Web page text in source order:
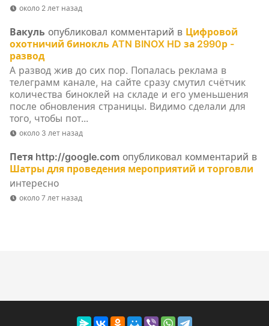
около 2 лет назад
Вакуль опубликовал комментарий в Цифровой
охотничий бинокль ATN BINOX HD за 2990р -
развод
А развод жив до сих пор. Попалась реклама в
телеграмм канале, на сайте сразу смутил счётчик
количества биноклей на складе и его уменьшения
после обновления страницы. Видимо сделали для
того, чтобы пот...
около 3 лет назад
Петя http://google.com опубликовал комментарий в
Шатры для проведения мероприятий и торговли
интересно
около 7 лет назад